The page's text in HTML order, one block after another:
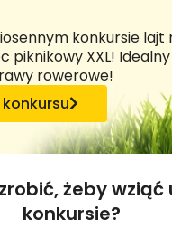
konkursie lajt
piknikowy XXL!
rowerowe!
żeby wziąć
konkursie?